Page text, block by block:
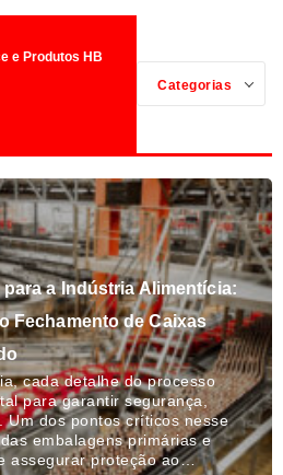
e Produtos HB
Categorias
a Indústria Alimentícia:
Fechamento de Caixas
cada detalhe do processo
para garantir segurança,
Um dos pontos críticos nesse
embalagens primárias e
assegurar proteção ao…